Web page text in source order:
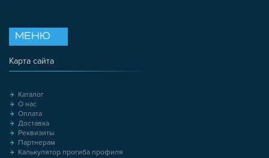
МЕНЮ
Карта сайта
Каталог
О нас
Оплата
Доставка
Реквизиты
Партнерам
Калькулятор прогиба профиля